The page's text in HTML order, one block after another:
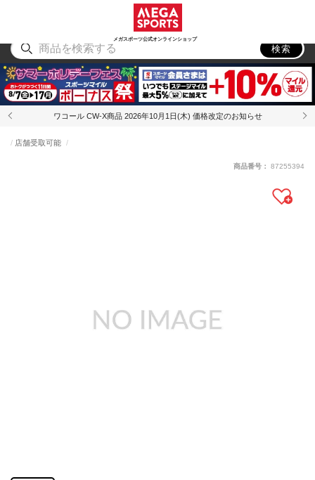
メガスポーツ公式オンラインショップ
アウトドア
検索
ワコール CW-X商品 2026年10月1日(木) 価格改定のお知らせ
店舗受取可能
商品番号： 87255394